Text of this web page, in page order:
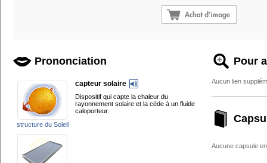
Prononciation
structure du Soleil
capteur solaire
Dispositif qui capte la chaleur du
rayonnement solaire et la cède à un fluide
caloporteur.
Pour
Aucun lien
Aucune capsule